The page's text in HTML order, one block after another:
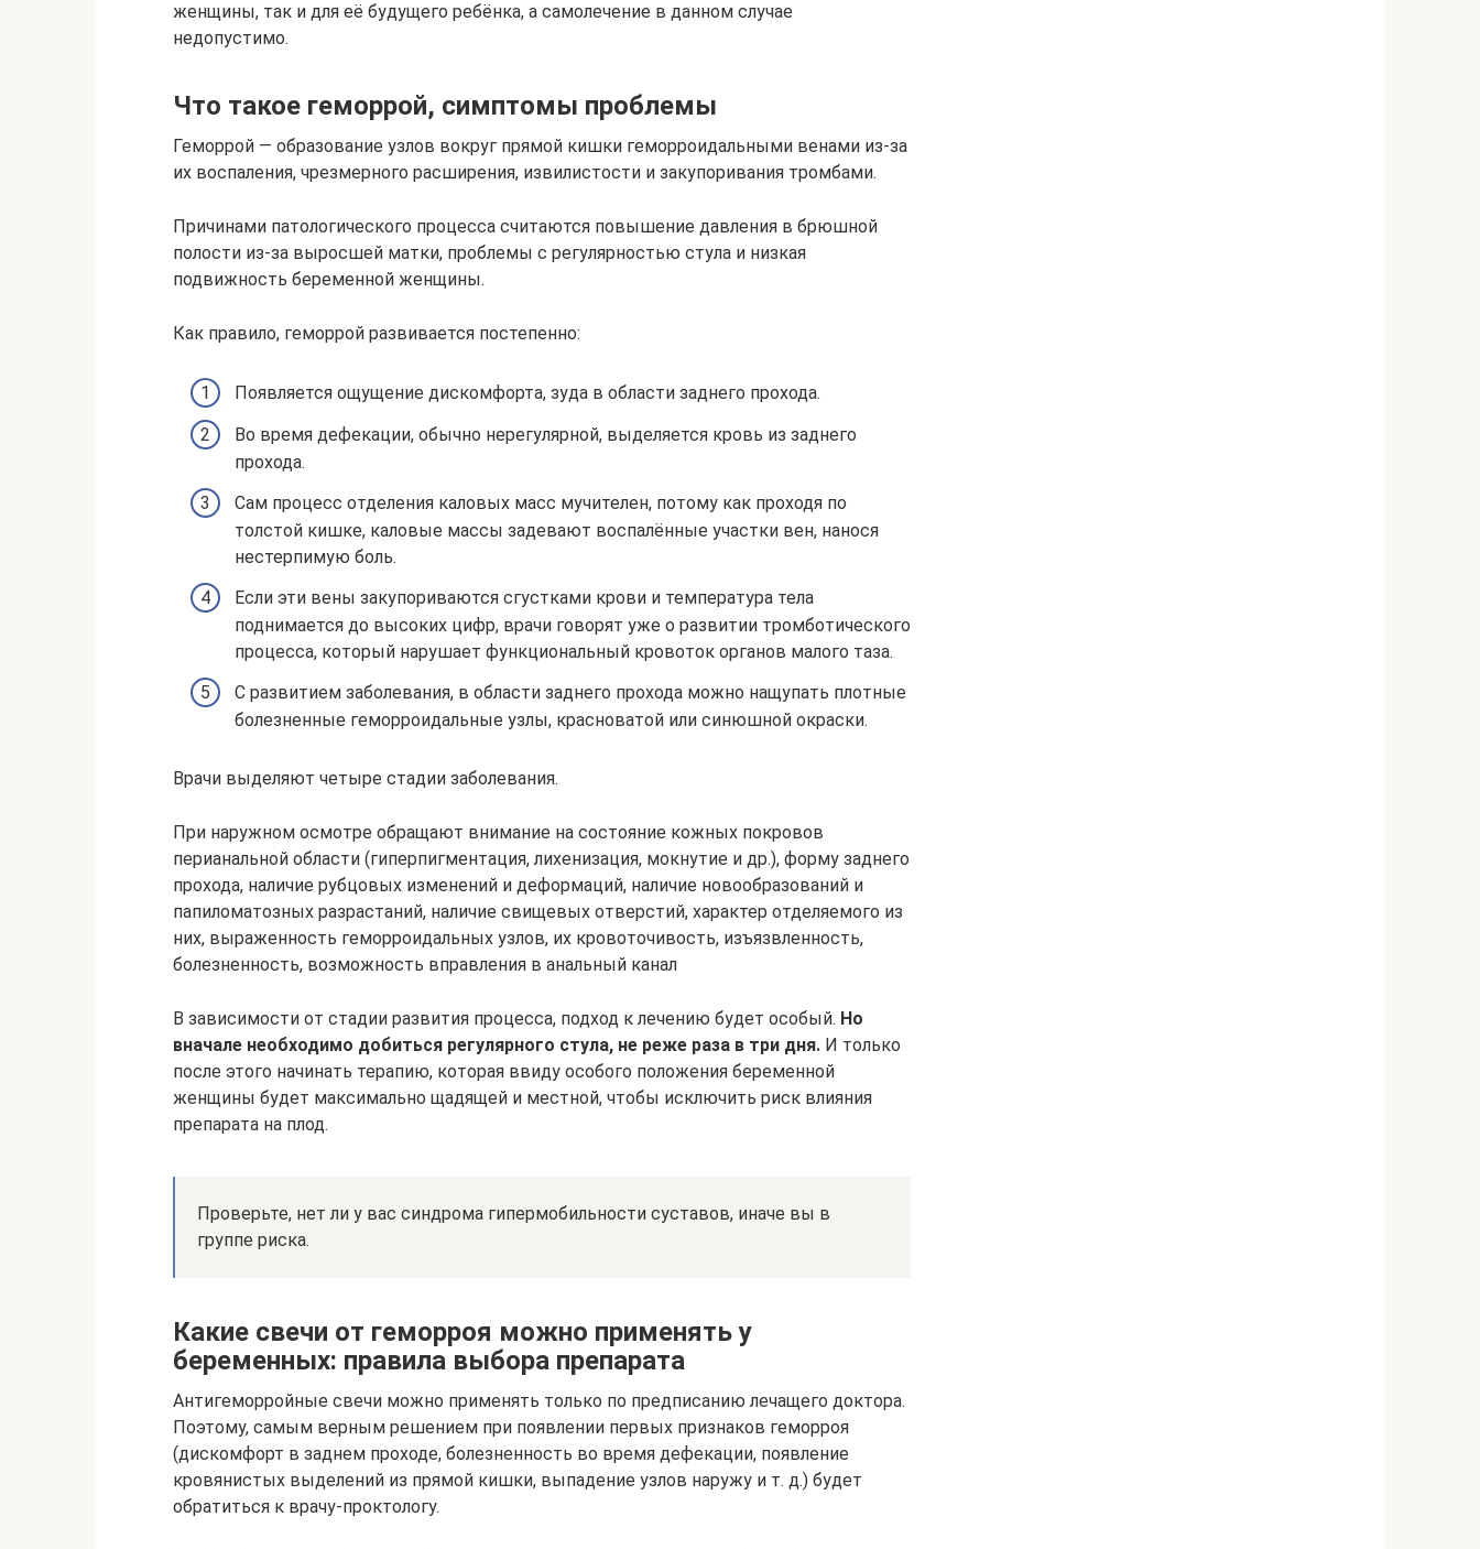
женщины, так и для её будущего ребёнка, а самолечение в данном случае
недопустимо.
Что такое геморрой, симптомы проблемы
Геморрой — образование узлов вокруг прямой кишки геморроидальными венами из-за
их воспаления, чрезмерного расширения, извилистости и закупоривания тромбами.
Причинами патологического процесса считаются повышение давления в брюшной
полости из-за выросшей матки, проблемы с регулярностью стула и низкая
подвижность беременной женщины.
Как правило, геморрой развивается постепенно:
Появляется ощущение дискомфорта, зуда в области заднего прохода.
Во время дефекации, обычно нерегулярной, выделяется кровь из заднего
прохода.
Сам процесс отделения каловых масс мучителен, потому как проходя по
толстой кишке, каловые массы задевают воспалённые участки вен, нанося
нестерпимую боль.
Если эти вены закупориваются сгустками крови и температура тела
поднимается до высоких цифр, врачи говорят уже о развитии тромботического
процесса, который нарушает функциональный кровоток органов малого таза.
С развитием заболевания, в области заднего прохода можно нащупать плотные
болезненные геморроидальные узлы, красноватой или синюшной окраски.
Врачи выделяют четыре стадии заболевания.
При наружном осмотре обращают внимание на состояние кожных покровов
перианальной области (гиперпигментация, лихенизация, мокнутие и др.), форму заднего
прохода, наличие рубцовых изменений и деформаций, наличие новообразований и
папиломатозных разрастаний, наличие свищевых отверстий, характер отделяемого из
них, выраженность геморроидальных узлов, их кровоточивость, изъязвленность,
болезненность, возможность вправления в анальный канал
В зависимости от стадии развития процесса, подход к лечению будет особый. Но
вначале необходимо добиться регулярного стула, не реже раза в три дня. И только
после этого начинать терапию, которая ввиду особого положения беременной
женщины будет максимально щадящей и местной, чтобы исключить риск влияния
препарата на плод.
Проверьте, нет ли у вас синдрома гипермобильности суставов, иначе вы в
группе риска.
Какие свечи от геморроя можно применять у
беременных: правила выбора препарата
Антигеморройные свечи можно применять только по предписанию лечащего доктора.
Поэтому, самым верным решением при появлении первых признаков геморроя
(дискомфорт в заднем проходе, болезненность во время дефекации, появление
кровянистых выделений из прямой кишки, выпадение узлов наружу и т. д.) будет
обратиться к врачу-проктологу.